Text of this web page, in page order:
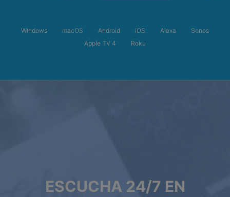
Windows macOS Android iOS Alexa
Sonos
Apple TV 4
Roku
ESCUCHA 24/7 EN